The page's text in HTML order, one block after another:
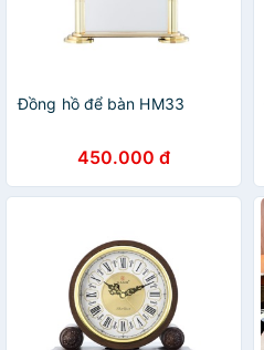
Đồng hồ để bàn HM33
450.000 đ